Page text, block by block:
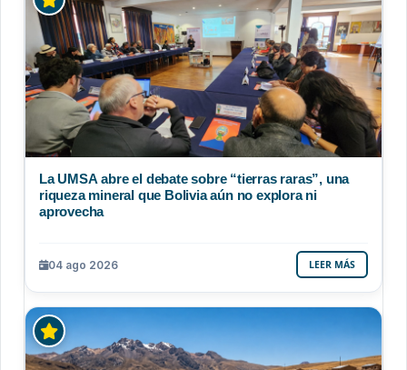
La UMSA abre el debate sobre “tierras raras”, una
riqueza mineral que Bolivia aún no explora ni
aprovecha
04 ago 2026 LEER MÁS